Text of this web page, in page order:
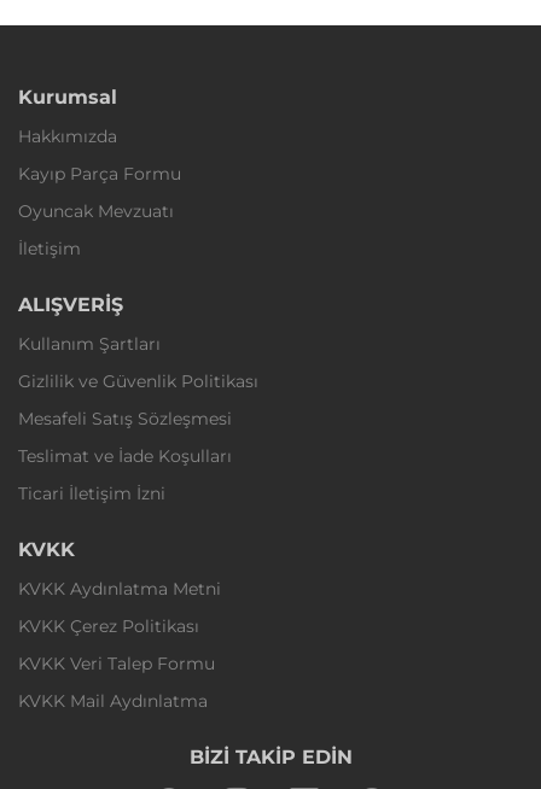
Kurumsal
Hakkımızda
Kayıp Parça Formu
Oyuncak Mevzuatı
İletişim
ALIŞVERİŞ
Kullanım Şartları
Gizlilik ve Güvenlik Politikası
Mesafeli Satış Sözleşmesi
Teslimat ve İade Koşulları
Ticari İletişim İzni
KVKK
KVKK Aydınlatma Metni
KVKK Çerez Politikası
KVKK Veri Talep Formu
KVKK Mail Aydınlatma
BİZİ TAKİP EDİN